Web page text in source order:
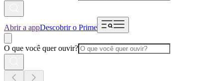
Abrir a appDescobrir o Prime
O que você quer ouvir?